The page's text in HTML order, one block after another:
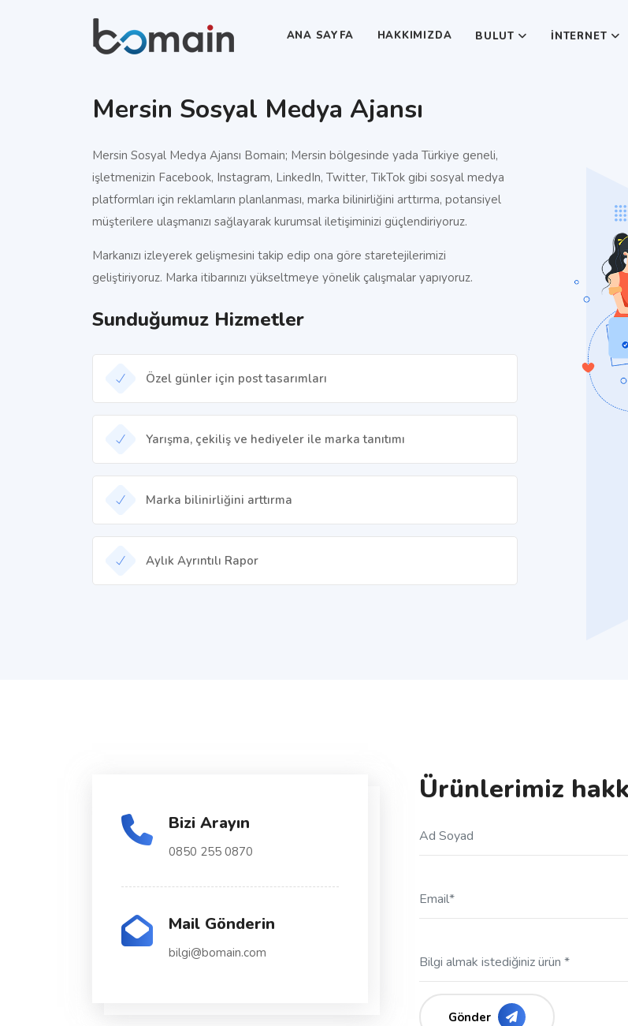
ANA SAYFA HAKKIMIZDA BULUT İNTERNET
Mersin Sosyal Medya Ajansı
Mersin Sosyal Medya Ajansı Bomain; Mersin bölgesinde yada Türkiye geneli,
işletmenizin Facebook, Instagram, LinkedIn, Twitter, TikTok gibi sosyal medya
platformları için reklamların planlanması, marka bilinirliğini arttırma, potansiyel
müşterilere ulaşmanızı sağlayarak kurumsal iletişiminizi güçlendiriyoruz.
Markanızı izleyerek gelişmesini takip edip ona göre staretejilerimizi
geliştiriyoruz. Marka itibarınızı yükseltmeye yönelik çalışmalar yapıyoruz.
Sunduğumuz Hizmetler
Özel günler için post tasarımları
Yarışma, çekiliş ve hediyeler ile marka tanıtımı
Marka bilinirliğini arttırma
Aylık Ayrıntılı Rapor
Bizi Arayın
0850 255 0870
Mail Gönderin
bilgi@bomain.com
Ürünlerimiz
Gönder